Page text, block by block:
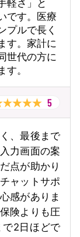
軽さ」と
です。医療
プルで長く
す。家計に
世代の方に
。
5
、最後まで
力画面の案
点が助かり
ャットサポ
感がありま
険よりも圧
2日ほどで